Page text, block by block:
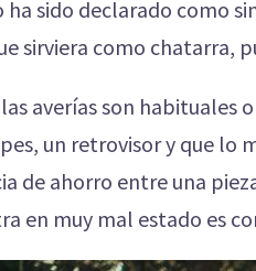
ha sido declarado como
sirviera como chatarra,
averías son habituales
un retrovisor y que lo
de ahorro entre una
en muy mal estado es